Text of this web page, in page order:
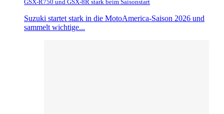
GSX-R750 und GSX-8R stark beim Saisonstart
Suzuki startet stark in die MotoAmerica-Saison 2026 und
sammelt wichtige...